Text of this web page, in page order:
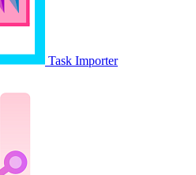
Task Importer